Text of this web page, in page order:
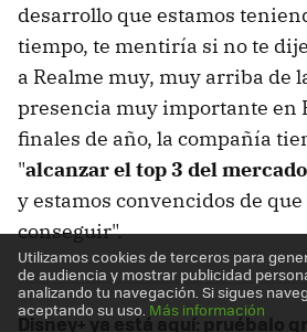
desarrollo que estamos
tiempo, te mentiría si no te
a Realme muy, muy arriba de
presencia muy importante en
finales de año, la compañía
"alcanzar el top 3 del
y estamos convencidos de que
conseguir".
Disney+ ya está aquí: pruébalo
Utilizamos cookies de terceros para
de audiencia y mostrar publicidad
analizando tu navegación. Si sigues
aceptando su uso. Más información